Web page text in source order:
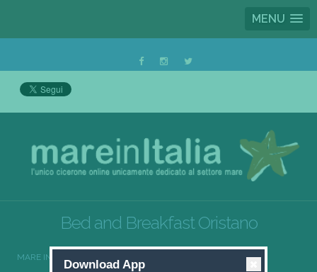
MENU
Bed and Breakfast Oristano
MARE IN ITALIA
Download App